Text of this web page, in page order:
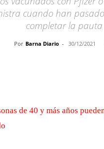
cuando han
completar la pauta
Por Barna Diario - 30/12/2021